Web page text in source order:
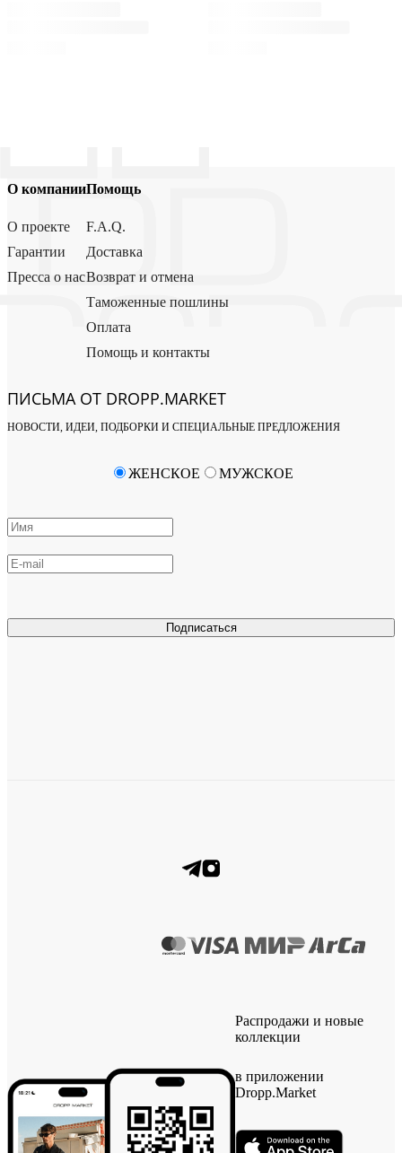
О компании
О проекте
Гарантии
Пресса о нас
Помощь
F.A.Q.
Доставка
Возврат и отмена
Таможенные пошлины
Оплата
Помощь и контакты
ПИСЬМА ОТ DROPP.MARKET
НОВОСТИ, ИДЕИ, ПОДБОРКИ И СПЕЦИАЛЬНЫЕ ПРЕДЛОЖЕНИЯ
Подписаться
ЖЕНСКОЕ МУЖСКОЕ
Распродажи и новые
коллекции
в приложении
Dropp.Market